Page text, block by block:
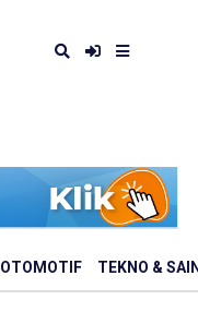
OTOMOTIF TEKNO &